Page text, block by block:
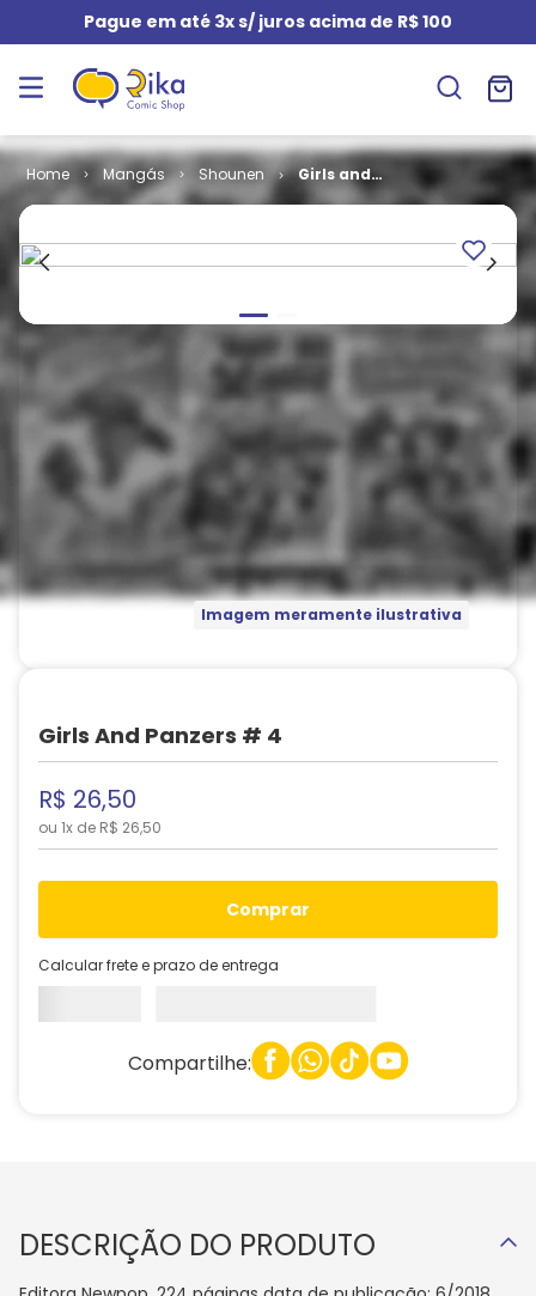
Pague em até 3x s/ juros acima de R$ 100
Mangás Shounen
Girls and
Panzers # 4
Imagem meramente ilustrativa
Girls And Panzers # 4
R$ 26,50
ou 1x de R$ 26,50
comprar
Calcular frete e prazo de entrega
Compartilhe:
DESCRIÇÃO DO PRODUTO